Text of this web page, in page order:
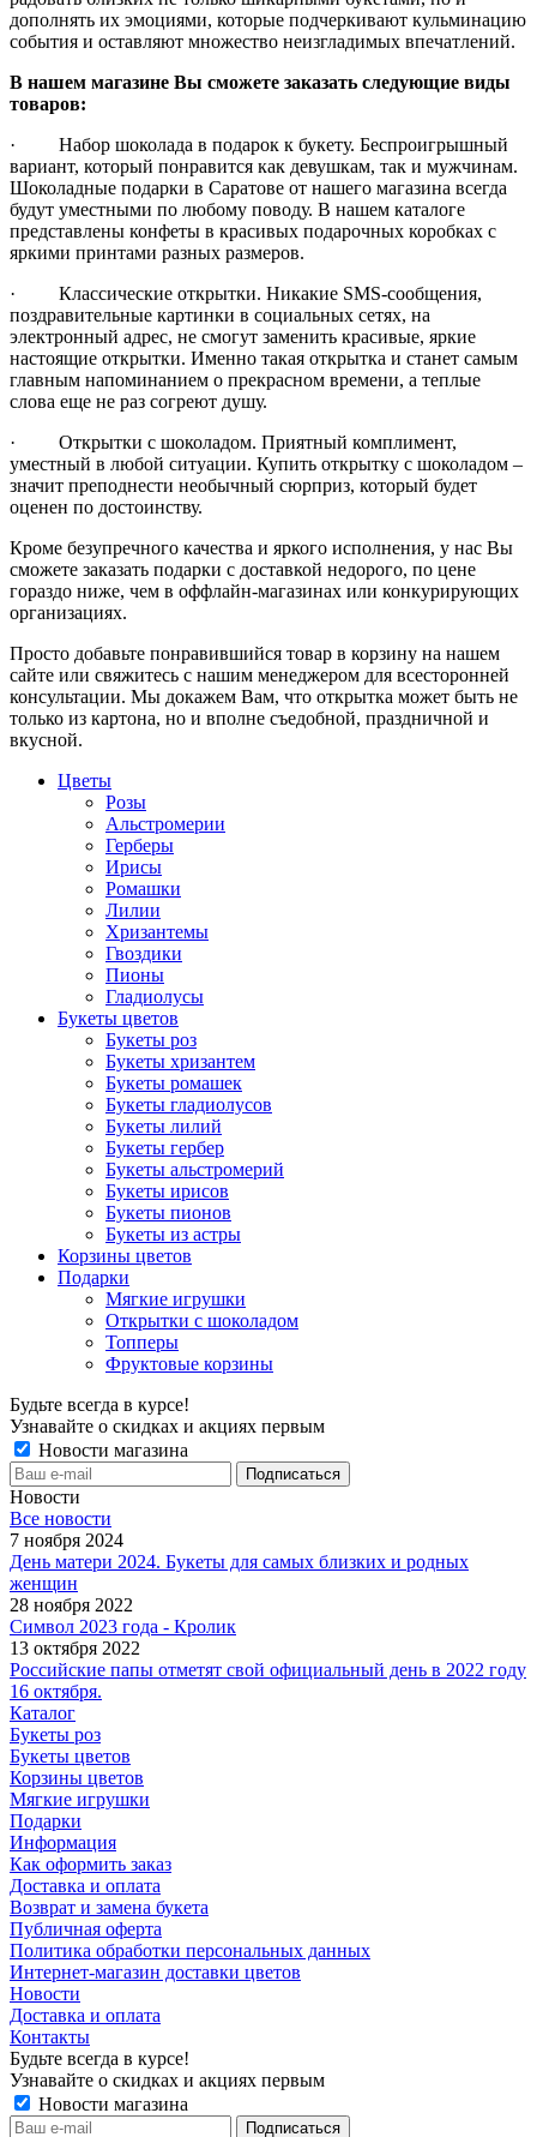
дополнять их эмоциями, которые подчеркивают кульминацию
события и оставляют множество неизгладимых впечатлений.
В нашем магазине Вы сможете заказать следующие виды
товаров:
· Набор шоколада в подарок к букету. Беспроигрышный
вариант, который понравится как девушкам, так и мужчинам.
Шоколадные подарки в Саратове от нашего магазина всегда
будут уместными по любому поводу. В нашем каталоге
представлены конфеты в красивых подарочных коробках с
яркими принтами разных размеров.
· Классические открытки. Никакие SMS-сообщения,
поздравительные картинки в социальных сетях, на
электронный адрес, не смогут заменить красивые, яркие
настоящие открытки. Именно такая открытка и станет самым
главным напоминанием о прекрасном времени, а теплые
слова еще не раз согреют душу.
· Открытки с шоколадом. Приятный комплимент,
уместный в любой ситуации. Купить открытку с шоколадом –
значит преподнести необычный сюрприз, который будет
оценен по достоинству.
Кроме безупречного качества и яркого исполнения, у нас Вы
сможете заказать подарки с доставкой недорого, по цене
гораздо ниже, чем в оффлайн-магазинах или конкурирующих
организациях.
Просто добавьте понравившийся товар в корзину на нашем
сайте или свяжитесь с нашим менеджером для всесторонней
консультации. Мы докажем Вам, что открытка может быть не
только из картона, но и вполне съедобной, праздничной и
вкусной.
Цветы
Розы
Альстромерии
Герберы
Ирисы
Ромашки
Лилии
Хризантемы
Гвоздики
Пионы
Гладиолусы
Букеты цветов
Букеты роз
Букеты хризантем
Букеты ромашек
Букеты гладиолусов
Букеты лилий
Букеты гербер
Букеты альстромерий
Букеты ирисов
Букеты пионов
Букеты из астры
Корзины цветов
Подарки
Мягкие игрушки
Открытки с шоколадом
Топперы
Фруктовые корзины
Будьте всегда в курсе!
Узнавайте о скидках и акциях первым
Новости магазина
Новости
Все новости
7 ноября 2024
День матери 2024. Букеты для самых близких и родных
женщин
28 ноября 2022
Символ 2023 года - Кролик
13 октября 2022
Российские папы отметят свой официальный день в 2022 году
16 октября.
Каталог
Букеты роз
Букеты цветов
Корзины цветов
Мягкие игрушки
Подарки
Информация
Как оформить заказ
Доставка и оплата
Возврат и замена букета
Публичная оферта
Политика обработки персональных данных
Интернет-магазин доставки цветов
Новости
Доставка и оплата
Контакты
Будьте всегда в курсе!
Узнавайте о скидках и акциях первым
Новости магазина